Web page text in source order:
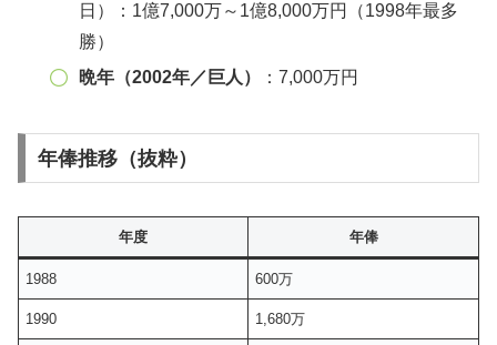
日）：1億7,000万～1億8,000万円（1998年最多
勝）
晩年（2002年／巨人）
：7,000万円
年俸推移（抜粋）
年度 年俸
1988 600万
1990 1,680万